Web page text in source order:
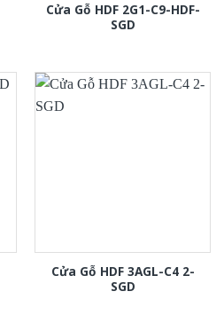
Cửa Gỗ HDF 2G1-C9-HDF-
SGD
Cửa Gỗ HDF 3AGL-C4 2-
SGD